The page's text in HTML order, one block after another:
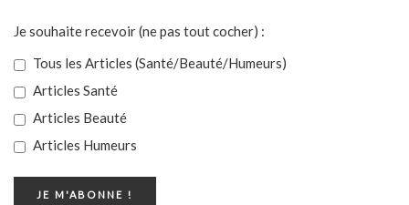
Je souhaite recevoir (ne pas tout cocher) :
Tous les Articles (Santé/Beauté/Humeurs)
Articles Santé
Articles Beauté
Articles Humeurs